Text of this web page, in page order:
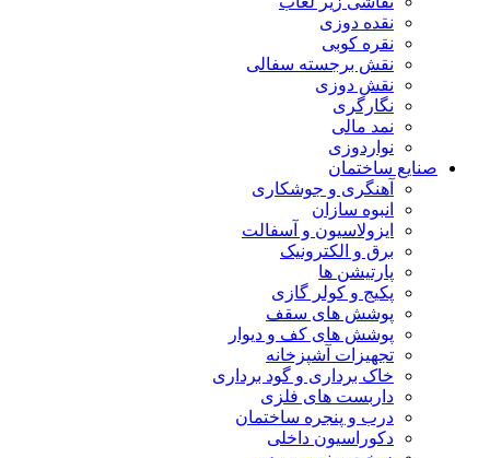
نقده دوزی
نقره کوبی
نقش برجسته سفالی
نقش دوزی
نگارگری
نمد مالی
نواردوزی
صنایع ساختمان
آهنگری و جوشکاری
انبوه سازان
ایزولاسیون و آسفالت
برق و الکترونیک
پارتیشن ها
پکیج و کولر گازی
پوشش های سقف
پوشش های کف و دیوار
تجهیزات آشپزخانه
خاک برداری و گود برداری
داربست های فلزی
درب و پنجره ساختمان
دکوراسیون داخلی